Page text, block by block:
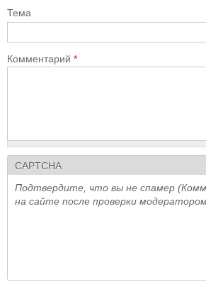
Тема
Комментарий *
CAPTCHA
Подтвердите, что вы не спамер
на сайте после проверки